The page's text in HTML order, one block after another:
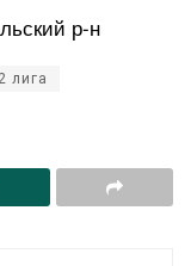
р-н
лига